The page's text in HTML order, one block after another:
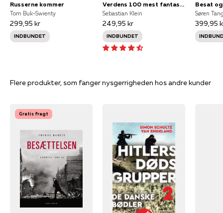
Russerne kommer
Tom Buk-Swienty
299,95 kr
INDBUNDET
Verdens 100 mest fantastiske fortidsdyr
Sebastian Klein
249,95 kr
INDBUNDET
Besat
Søren
399,95
Flere produkter, som fanger nysgerrigheden hos andre kunder
Gratis fragt